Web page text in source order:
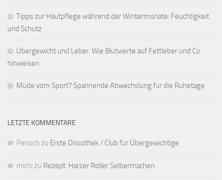
Tipps zur Hautpflege während der Wintermonate: Feuchtigkeit
und Schutz
Übergewicht und Leber: Wie Blutwerte auf Fettleber und Co.
hinweisen
Müde vom Sport? Spannende Abwechslung für die Ruhetage
LETZTE KOMMENTARE
Penoch zu Erste Discothek / Club für Übergewichtige
michi zu Rezept: Harzer Roller Selbermachen